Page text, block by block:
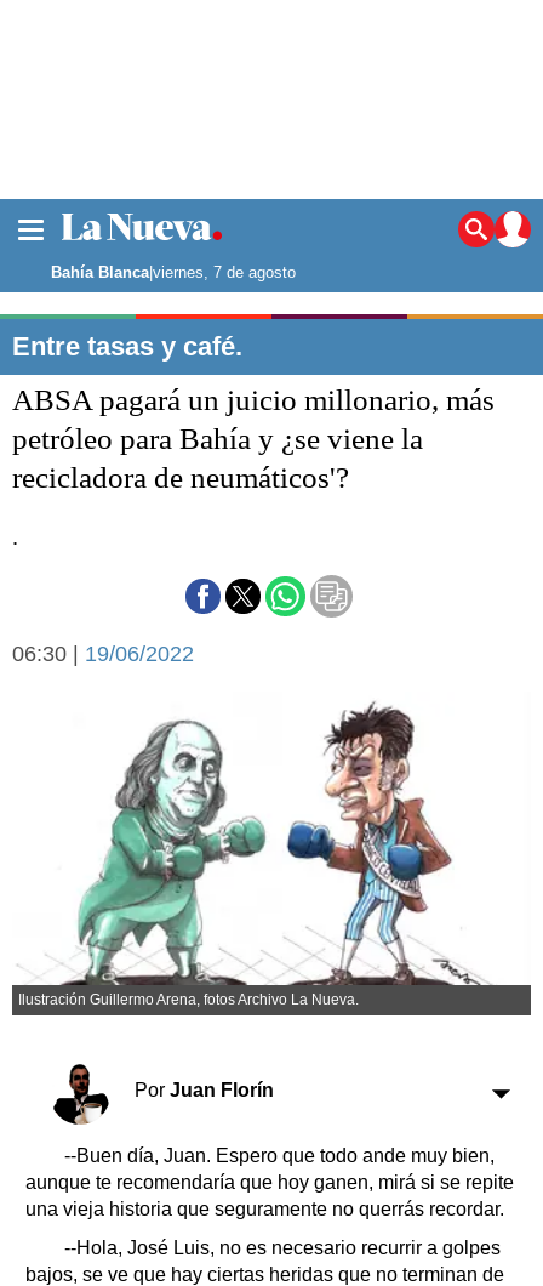
Noticias
La ciudad
Punta Alta
El mundo
Opinión
Escenario Olímpico
Fútbol
Federal A
Arte y cultura
Economía y campo
Economía y finanzas
Con el campo
Espacio empresas
Sociedad y tiempo
Sociedad
Tecnología
Es viral
El tiempo
Cartón Lleno
Clasificados
Horóscopo
Suplementos
Servicios
Farmacias
Loterías
Bahía Blanca|viernes, 7 de agosto
Entre tasas y café.
ABSA pagará un juicio millonario, más
petróleo para Bahía y ¿se viene la
recicladora de neumáticos'?
.
06:30 | 19/06/2022
Ilustración Guillermo Arena, fotos Archivo La Nueva.
Por Juan Florín
--Buen día, Juan. Espero que todo ande muy bien,
aunque te recomendaría que hoy ganen, mirá si se repite
una vieja historia que seguramente no querrás recordar.
--Hola, José Luis, no es necesario recurrir a golpes
bajos, se ve que hay ciertas heridas que no terminan de